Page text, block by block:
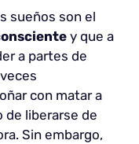
sueños son el
y que a
a partes de
con matar a
de liberarse de
Sin embargo,